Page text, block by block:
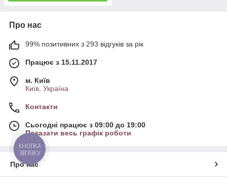
Про нас
99% позитивних з 293 відгуків за рік
Працює з 15.11.2017
м. Київ
Київ, Україна
Контакти
Сьогодні працює з 09:00 до 19:00
Показати весь графік роботи
Про нас
КНОПКА
ЗВ'ЯЗКУ